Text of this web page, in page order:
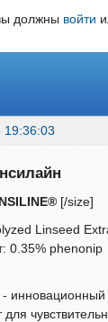
должны войти
19:36:03
[/size]
Linseed
0.35% phenonip
- инновационный
для